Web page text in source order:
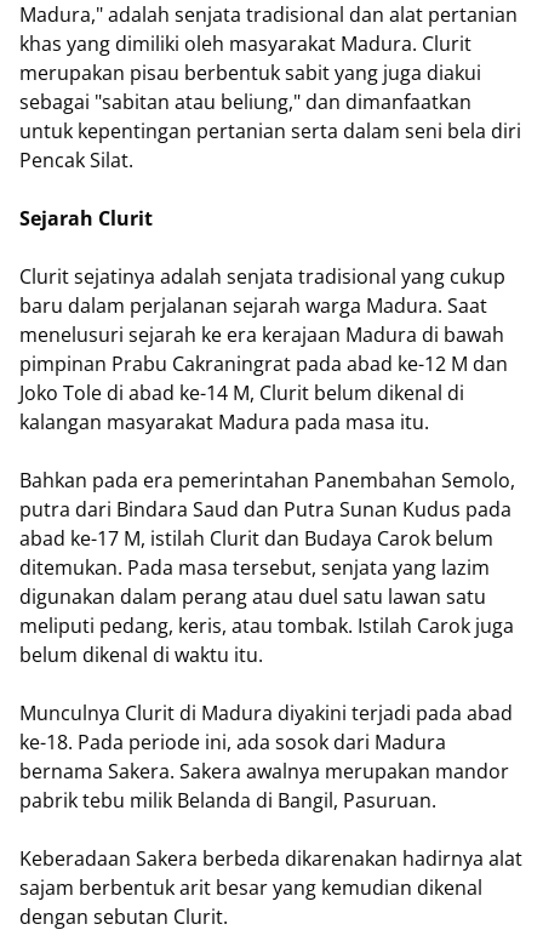
Madura," adalah senjata tradisional dan alat pertanian
khas yang dimiliki oleh masyarakat Madura. Clurit
merupakan pisau berbentuk sabit yang juga diakui
sebagai "sabitan atau beliung," dan dimanfaatkan
untuk kepentingan pertanian serta dalam seni bela diri
Pencak Silat.
Sejarah Clurit
Clurit sejatinya adalah senjata tradisional yang cukup
baru dalam perjalanan sejarah warga Madura. Saat
menelusuri sejarah ke era kerajaan Madura di bawah
pimpinan Prabu Cakraningrat pada abad ke-12 M dan
Joko Tole di abad ke-14 M, Clurit belum dikenal di
kalangan masyarakat Madura pada masa itu.
Bahkan pada era pemerintahan Panembahan Semolo,
putra dari Bindara Saud dan Putra Sunan Kudus pada
abad ke-17 M, istilah Clurit dan Budaya Carok belum
ditemukan. Pada masa tersebut, senjata yang lazim
digunakan dalam perang atau duel satu lawan satu
meliputi pedang, keris, atau tombak. Istilah Carok juga
belum dikenal di waktu itu.
Munculnya Clurit di Madura diyakini terjadi pada abad
ke-18. Pada periode ini, ada sosok dari Madura
bernama Sakera. Sakera awalnya merupakan mandor
pabrik tebu milik Belanda di Bangil, Pasuruan.
Keberadaan Sakera berbeda dikarenakan hadirnya alat
sajam berbentuk arit besar yang kemudian dikenal
dengan sebutan Clurit.